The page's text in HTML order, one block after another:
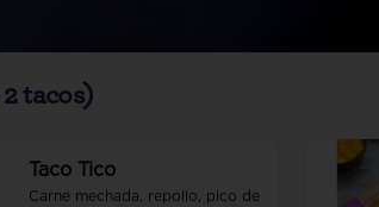
tacos)
Taco Tico
Carne mechada, repollo, pico de